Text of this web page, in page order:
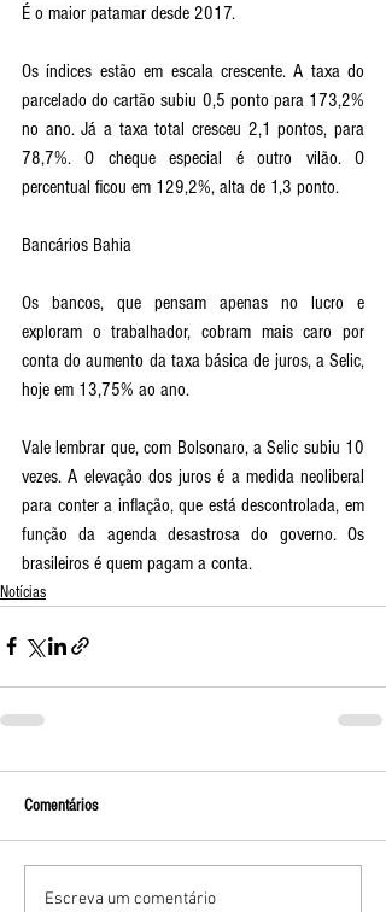
É o maior patamar desde 2017.
Os índices estão em escala crescente. A taxa do
parcelado do cartão subiu 0,5 ponto para 173,2%
no ano. Já a taxa total cresceu 2,1 pontos, para
78,7%. O cheque especial é outro vilão. O
percentual ficou em 129,2%, alta de 1,3 ponto.
Bancários Bahia
Os bancos, que pensam apenas no lucro e
exploram o trabalhador, cobram mais caro por
conta do aumento da taxa básica de juros, a Selic,
hoje em 13,75% ao ano.
Vale lembrar que, com Bolsonaro, a Selic subiu 10
vezes. A elevação dos juros é a medida neoliberal
para conter a inflação, que está descontrolada, em
função da agenda desastrosa do governo. Os
brasileiros é quem pagam a conta.
Notícias
Comentários
Escreva um comentário